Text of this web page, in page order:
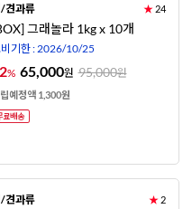
견과류 ★ 24
그래놀라 1kg x 10개
기한 : 2026/10/25
% 65,000원 95,000원
예정액 1,300원
견과류 ★ 2